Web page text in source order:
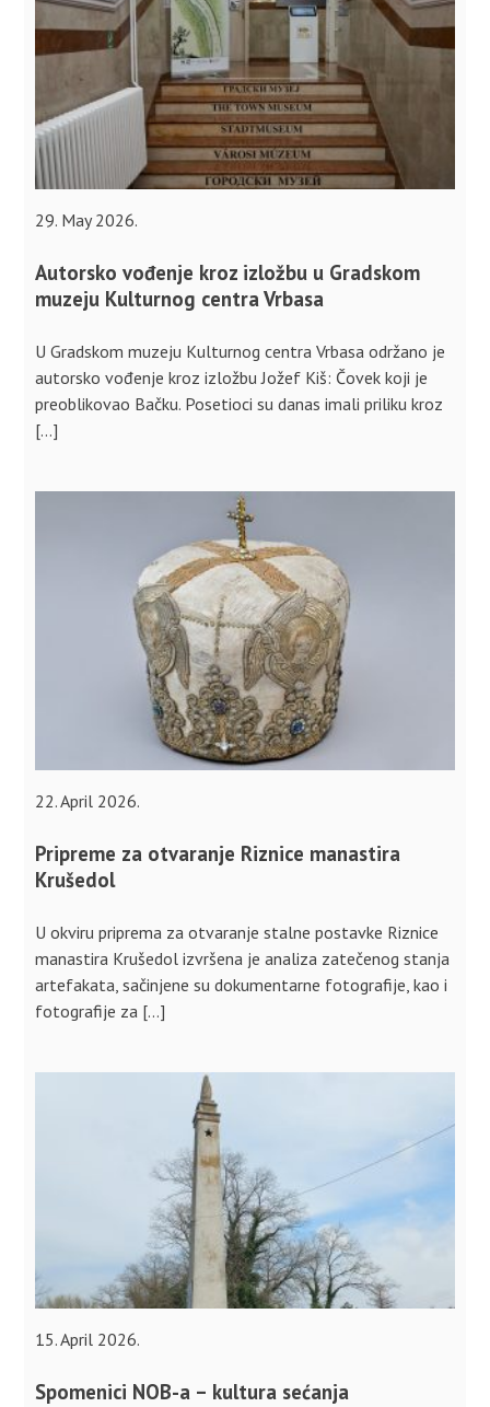
29. May 2026.
Autorsko vođenje kroz izložbu u Gradskom
muzeju Kulturnog centra Vrbasa
U Gradskom muzeju Kulturnog centra Vrbasa održano je
autorsko vođenje kroz izložbu Jožef Kiš: Čovek koji je
preoblikovao Bačku. Posetioci su danas imali priliku kroz
[…]
22. April 2026.
Pripreme za otvaranje Riznice manastira
Krušedol
U okviru priprema za otvaranje stalne postavke Riznice
manastira Krušedol izvršena je analiza zatečenog stanja
artefakata, sačinjene su dokumentarne fotografije, kao i
fotografije za […]
15. April 2026.
Spomenici NOB-a – kultura sećanja